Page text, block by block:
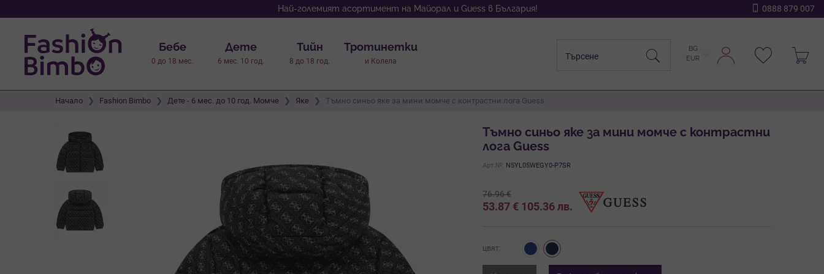
Най-големият асортимент на Майорал и Guess в България! 0888 879 007
Бебе
0 до 18 мес.
Дете
6 мес. 10 год.
Тийн
8 до 18 год.
Тротинетки
и Колела
BG
EUR
Начало Fashion Bimbo Дете - 6 мес. до 10 год. Момче Яке Тъмно синьо яке за мини момче с контрастни лога Guess
Тъмно синьо яке за мини момче с контрастни
лога Guess
Арт.№: N5YL05WEGY0-P7SR
76.96€
53.87 € 105.36лв.
цвят: